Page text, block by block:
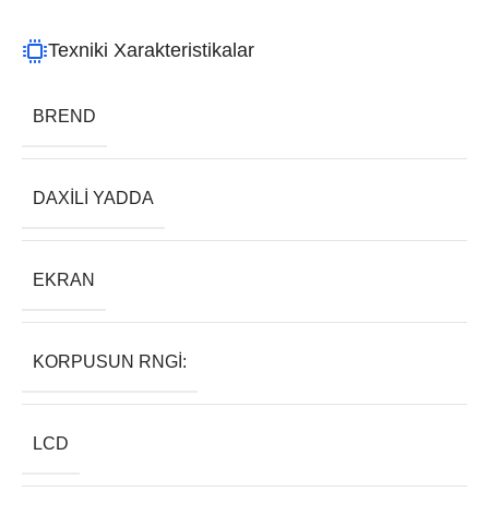
Texniki Xarakteristikalar
BREND
DAXILI YADDA
EKRAN
KORPUSUN RNGI:
LCD